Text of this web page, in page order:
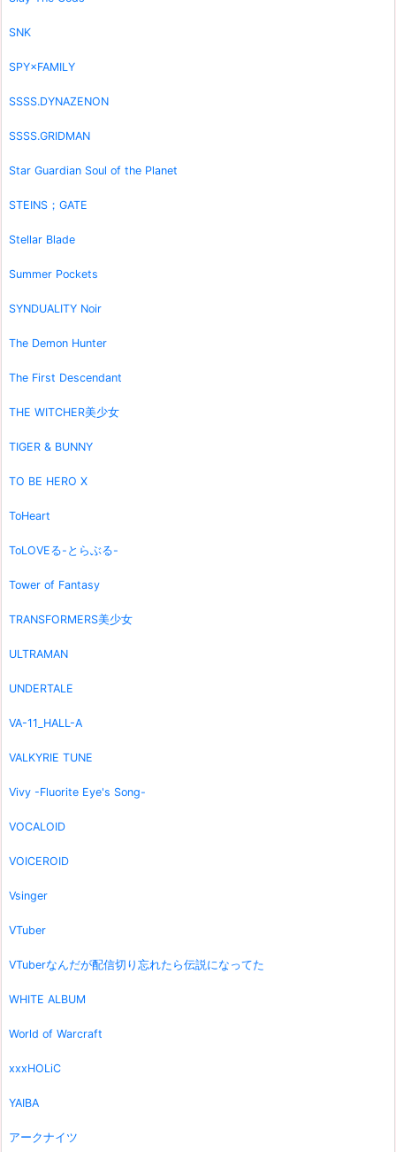
SNK
SPY×FAMILY
SSSS.DYNAZENON
SSSS.GRIDMAN
Star Guardian Soul of the Planet
STEINS；GATE
Stellar Blade
Summer Pockets
SYNDUALITY Noir
The Demon Hunter
The First Descendant
THE WITCHER美少女
TIGER & BUNNY
TO BE HERO X
ToHeart
ToLOVEる-とらぶる-
Tower of Fantasy
TRANSFORMERS美少女
ULTRAMAN
UNDERTALE
VA-11_HALL-A
VALKYRIE TUNE
Vivy -Fluorite Eye's Song-
VOCALOID
VOICEROID
Vsinger
VTuber
VTuberなんだが配信切り忘れたら伝説になってた
WHITE ALBUM
World of Warcraft
xxxHOLiC
YAIBA
アークナイツ